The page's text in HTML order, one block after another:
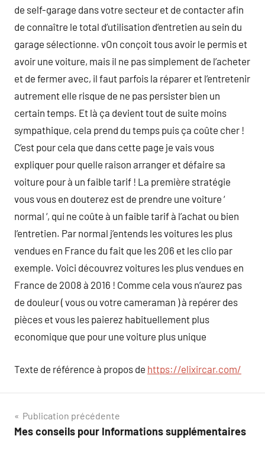
de self-garage dans votre secteur et de contacter afin
de connaître le total d’utilisation d’entretien au sein du
garage sélectionne. vOn conçoit tous avoir le permis et
avoir une voiture, mais il ne pas simplement de l’acheter
et de fermer avec, il faut parfois la réparer et l’entretenir
autrement elle risque de ne pas persister bien un
certain temps. Et là ça devient tout de suite moins
sympathique, cela prend du temps puis ça coûte cher !
C’est pour cela que dans cette page je vais vous
expliquer pour quelle raison arranger et défaire sa
voiture pour à un faible tarif ! La première stratégie
vous vous en douterez est de prendre une voiture ‘
normal ‘, qui ne coûte à un faible tarif à l’achat ou bien
l’entretien. Par normal j’entends les voitures les plus
vendues en France du fait que les 206 et les clio par
exemple. Voici découvrez voitures les plus vendues en
France de 2008 à 2016 ! Comme cela vous n’aurez pas
de douleur ( vous ou votre cameraman ) à repérer des
pièces et vous les paierez habituellement plus
economique que pour une voiture plus unique
Texte de référence à propos de https://elixircar.com/
Navigation
de
Publication précédente
Mes conseils pour Informations supplémentaires